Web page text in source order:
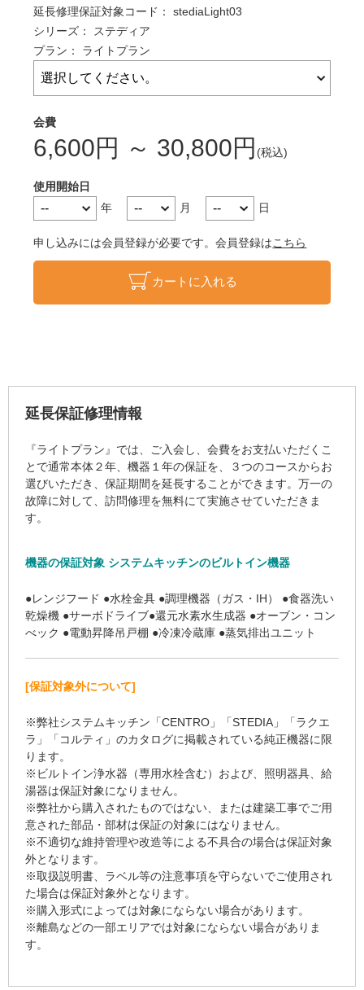
延長修理保証対象コード：stediaLight03
シリーズ： ステディア
プラン： ライトプラン
6,600円 ～ 30,800円
使用開始日
年
月 日
申し込みには会員登録が必要です。会員登録はこちら
カートに入れる
延長保証修理情報
『ライトプラン』では、ご入会し、会費をお支払いただくこ
とで通常本体２年、機器１年の保証を、３つのコースからお
選びいただき、保証期間を延長することができます。万一の
故障に対して、訪問修理を無料にて実施させていただきま
す。
機器の保証対象 システムキッチンのビルトイン機器
●レンジフード ●水栓金具 ●調理機器（ガス・IH） ●食器洗い
乾燥機 ●サーボドライブ●還元水素水生成器 ●オーブン・コン
べック ●電動昇降吊戸棚 ●冷凍冷蔵庫 ●蒸気排出ユニット
[保証対象外について]
※弊社システムキッチン「CENTRO」「STEDIA」「ラクエ
ラ」「コルティ」のカタログに掲載されている純正機器に限
ります。
※ビルトイン浄水器（専用水栓含む）および、照明器具、給
湯器は保証対象になりません。
※弊社から購入されたものではない、または建築工事でご用
意された部品・部材は保証の対象にはなりません。
※不適切な維持管理や改造等による不具合の場合は保証対象
外となります。
※取扱説明書、ラベル等の注意事項を守らないでご使用され
た場合は保証対象外となります。
※購入形式によっては対象にならない場合があります。
※離島などの一部エリアでは対象にならない場合がありま
す。